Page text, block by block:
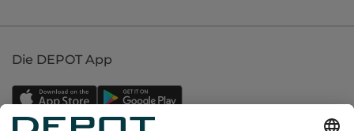
Die DEPOT App